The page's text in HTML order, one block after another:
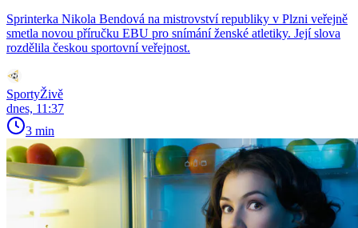
Sprinterka Nikola Bendová na mistrovství republiky v Plzni veřejně
smetla novou příručku EBU pro snímání ženské atletiky. Její slova
rozdělila českou sportovní veřejnost.
SportyŽivě
dnes, 11:37
3 min